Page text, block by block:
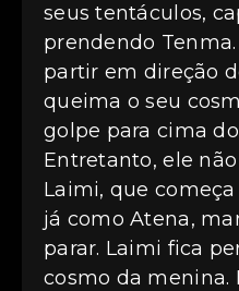
seus tentáculos,
prendendo
partir em direção
queima o seu
golpe para cima
Entretanto, ele
Laimi, que começa
já como Atena,
parar. Laimi fica
cosmo da menina.